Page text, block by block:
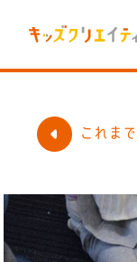
これま